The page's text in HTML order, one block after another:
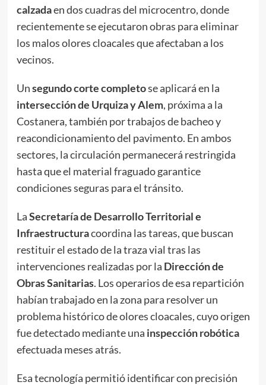
calzadaen dos cuadras del microcentro, donde
recientemente se ejecutaron obras para eliminar
los malos olores cloacales que afectaban a los
vecinos.
Unsegundo corte completose aplicará en la
intersección de Urquiza y Alem, próxima a la
Costanera, también por trabajos de bacheo y
reacondicionamiento del pavimento. En ambos
sectores, la circulación permanecerá restringida
hasta que el material fraguado garantice
condiciones seguras para el tránsito.
LaSecretaría de Desarrollo Territorial e
Infraestructuracoordina las tareas, que buscan
restituir el estado de la traza vial tras las
intervenciones realizadas por la Dirección de
Obras Sanitarias. Los operarios de esa repartición
habían trabajado en la zona para resolver un
problema histórico de olores cloacales, cuyo origen
fue detectado mediante una inspección robótica
efectuada meses atrás.
Esa tecnología permitió identificar con precisión